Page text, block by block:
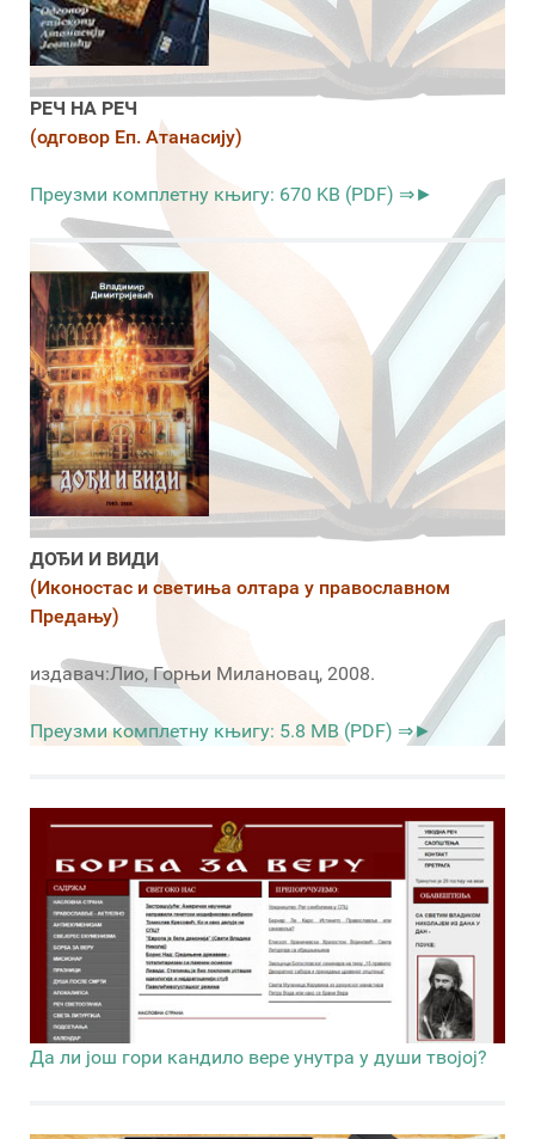
РЕЧ НА РЕЧ
(одговор Еп. Атанасију)
Преузми комплетну књигу: 670 KB (PDF) ⇒►
ДОЂИ И ВИДИ
(Иконостас и светиња олтара у православном
Предању)
издавач:Лио, Горњи Милановац, 2008.
Преузми комплетну књигу: 5.8 MB (PDF) ⇒►
Да ли још гори кандило вере унутра у души твојој?